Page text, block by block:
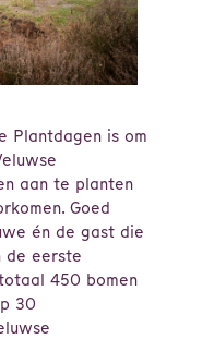
Plantdagen is om
aan te planten
Goed
én de gast die
de eerste
450 bomen
30